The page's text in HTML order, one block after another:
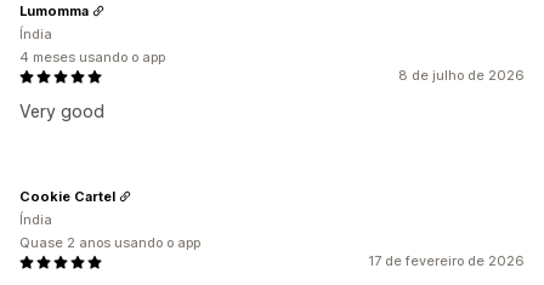
8 de julho de 2026
Very good
Lumomma
Índia
4 meses usando o app
17 de fevereiro de 2026
Cookie Cartel
Índia
Quase 2 anos usando o app